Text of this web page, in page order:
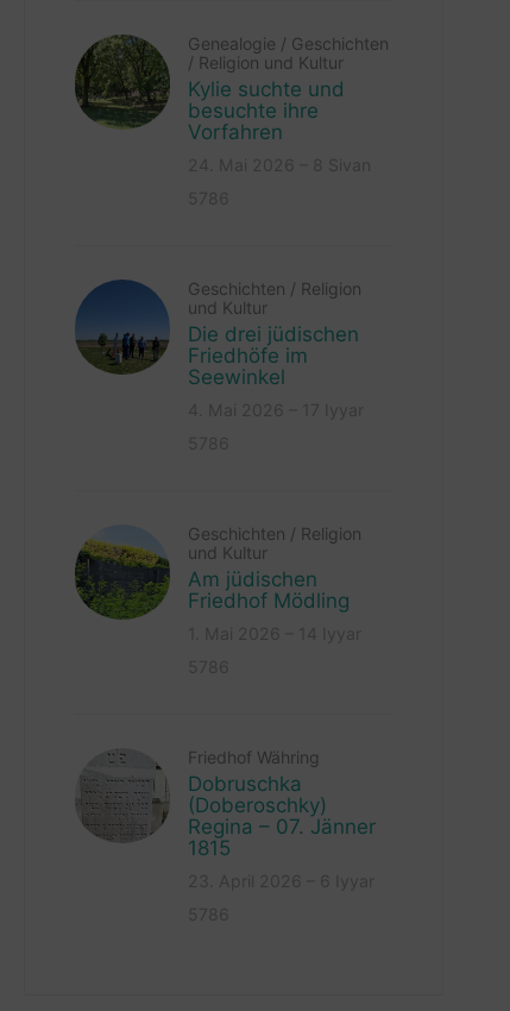
Genealogie / Geschichten
/ Religion und Kultur
Kylie suchte und
besuchte ihre
Vorfahren
Geschichten / Religion
und Kultur
Die drei jüdischen
Friedhöfe im
Seewinkel
Geschichten / Religion
und Kultur
Am jüdischen
Friedhof Mödling
Friedhof Währing
Dobruschka
(Doberoschky)
Regina – 07. Jänner
1815